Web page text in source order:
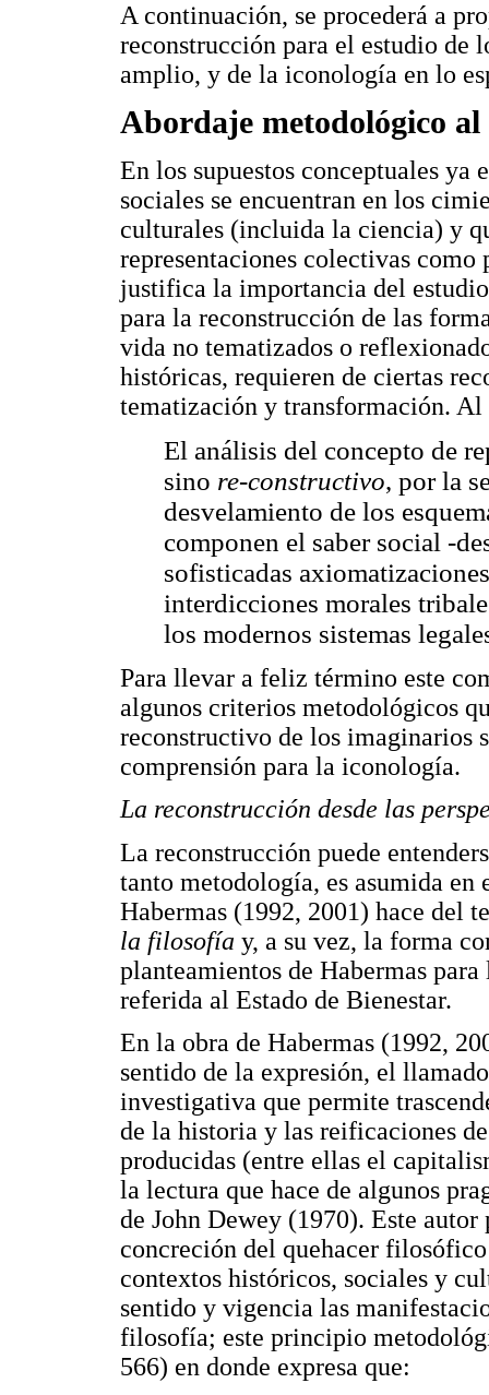
A continuación, se procederá a
reconstrucción para el estudio de
amplio, y de la iconología en lo
Abordaje metodológico al
En los supuestos conceptuales ya
sociales se encuentran en los
culturales (incluida la ciencia) y
representaciones colectivas
justifica la importancia del
para la reconstrucción de las
vida no tematizados o
históricas, requieren de ciertas
tematización y transformación.
El análisis del concepto de
sino re-constructivo, por la
desvelamiento de los
componen el saber social -
sofisticadas
interdicciones morales
los modernos sistemas
Para llevar a feliz término este
algunos criterios metodológicos
reconstructivo de los imaginarios
comprensión para la iconología.
La reconstrucción desde las
La reconstrucción puede
tanto metodología, es asumida en
Habermas (1992, 2001) hace del
la filosofía y, a su vez, la forma
planteamientos de Habermas
referida al Estado de Bienestar.
En la obra de Habermas (1992,
sentido de la expresión, el
investigativa que permite
de la historia y las reificaciones
producidas (entre ellas el
la lectura que hace de algunos
de John Dewey (1970). Este
concreción del quehacer
contextos históricos, sociales y
sentido y vigencia las
filosofía; este principio
566) en donde expresa que: